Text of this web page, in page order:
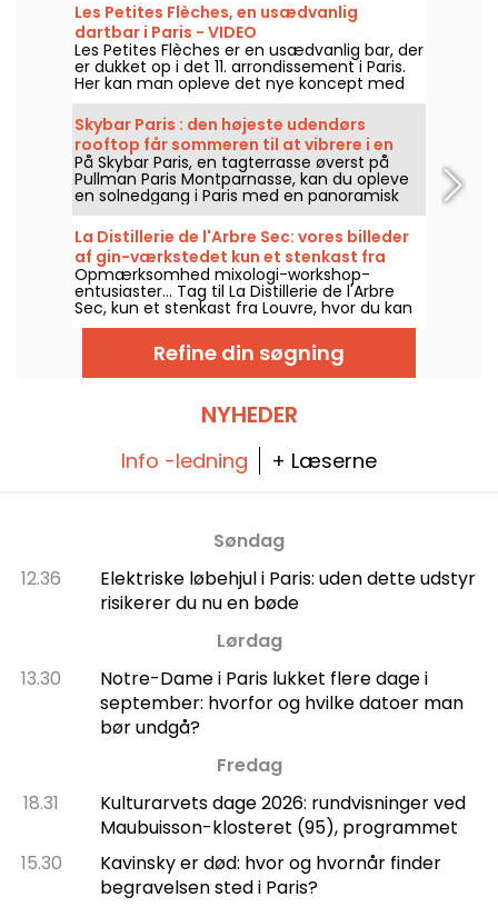
Les Petites Flèches, en usædvanlig
dartbar i Paris - VIDEO
Les Petites Flèches er en usædvanlig bar, der
er dukket op i det 11. arrondissement i Paris.
Her kan man opleve det nye koncept med
online dart, som er helt nyt i Paris, mens
man nyder håndbryggede øl og lækre
mezze.
Skybar Paris : den højeste udendørs
rooftop får sommeren til at vibrere i en
højde af 115 meter
På Skybar Paris, en tagterrasse øverst på
Pullman Paris Montparnasse, kan du opleve
en solnedgang i Paris med en panoramisk
udsigt til Eiffeltårnet og byens smukkeste
monumenter, mellem cocktails, afterwork
og festlige aftener.
La Distillerie de l'Arbre Sec: vores billeder
af gin-værkstedet kun et stenkast fra
Louvre
Opmærksomhed mixologi-workshop-
entusiaster... Tag til La Distillerie de l'Arbre
Sec, kun et stenkast fra Louvre, hvor du kan
deltage i gin-destillationsworkshops og
rundvisninger for at finde ud af alt, hvad der
er værd at vide om, hvordan denne spiritus
fremstilles.
Refine din søgning
NYHEDER
Info -ledning + Læserne
Søndag
12.36
Elektriske løbehjul i Paris: uden dette udstyr
risikerer du nu en bøde
Lørdag
13.30
Notre-Dame i Paris lukket flere dage i
september: hvorfor og hvilke datoer man
bør undgå?
Fredag
18.31
Kulturarvets dage 2026: rundvisninger ved
Maubuisson-klosteret (95), programmet
15.30
Kavinsky er død: hvor og hvornår finder
begravelsen sted i Paris?